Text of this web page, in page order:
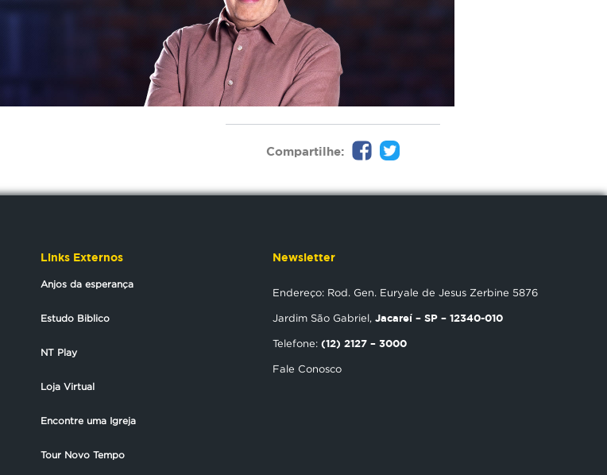
Compartilhe:
Links Externos
Anjos da esperança
Estudo Biblico
NT Play
Loja Virtual
Encontre uma Igreja
Tour Novo Tempo
Newsletter
Endereço: Rod. Gen. Euryale de Jesus Zerbine 5876
Jardim São Gabriel, Jacareí – SP – 12340-010
Telefone: (12) 2127 – 3000
Fale Conosco